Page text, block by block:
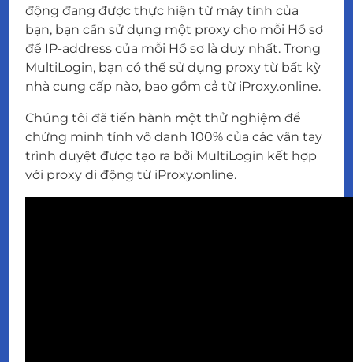
động đang được thực hiện từ máy tính của
bạn, bạn cần sử dụng một proxy cho mỗi Hồ sơ
để IP-address của mỗi Hồ sơ là duy nhất. Trong
MultiLogin, bạn có thể sử dụng proxy từ bất kỳ
nhà cung cấp nào, bao gồm cả từ iProxy.online.
Chúng tôi đã tiến hành một thử nghiệm để
chứng minh tính vô danh 100% của các vân tay
trình duyệt được tạo ra bởi MultiLogin kết hợp
với proxy di động từ iProxy.online.